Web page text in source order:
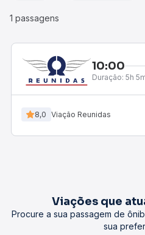
1 passagens
10:00
Duração: 5h
8,0 Viação Reunidas
Viações que
Procure a sua passagem de
sua